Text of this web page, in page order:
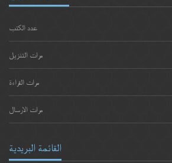
عدد الكتب
مرات التنزيل
مرات القراءة
مرات الارسال
القائمة البريدية